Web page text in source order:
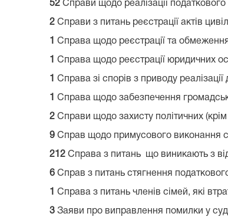
52 Справи щодо реалізації
2 Справи з питань реєстрації актів
1 Справа щодо реєстрації та
1 Справа щодо реєстрації юридичних
1 Справа зі спорів з приводу
1 Справа щодо забезпечення
2 Справи щодо захисту політичних
9 Справ щодо примусового виконання
212 Справа з питань що виникають з
6 Справ з питань стягнення
1 Справа з питань членів сімей, які
3 Заяви про виправлення помилки у